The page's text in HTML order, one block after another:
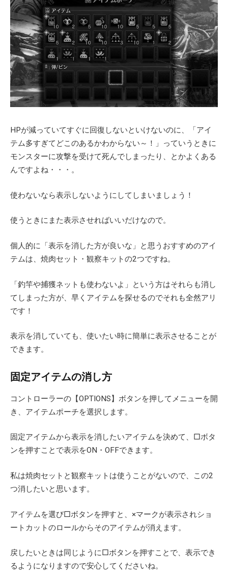
HPが減っていてすぐに回復しないといけないのに、「アイ
テム多すぎてどこのあるかわからない～！」っていうときに
モンスターに攻撃を受けて死んでしまったり、とかよくある
んですよね・・・。
使わないなら表示しないようにしてしまいましょう！
使うときにまた表示させればいいだけなので。
個人的に「表示を消した方が良いな」と思うおすすめのアイ
テムは、焼肉セット・観察キットの2つですね。
「釣竿や捕獲ネットも使わないよ」という方はそれらも消し
てしまった方が、早くアイテムを探せるのでそれも全然アリ
です！
表示を消していても、使いたい時に簡単に表示させることが
できます。
固定アイテムの消し方
コントローラーの【OPTIONS】ボタンを押してメニューを開
き、アイテムポーチを選択します。
固定アイテムから表示を消したいアイテムを決めて、□ボタ
ンを押すことで表示をON・OFFできます。
私は焼肉セットと観察キットは使うことがないので、この2
つ消したいと思います。
アイテムを選び□ボタンを押すと、×マークが表示されショ
ートカットのロールからそのアイテムが消えます。
戻したいときは同じように□ボタンを押すことで、表示でき
るようになりますので安心してくださいね。